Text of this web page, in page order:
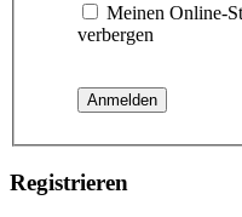
Meinen Online-
verbergen
Registrieren